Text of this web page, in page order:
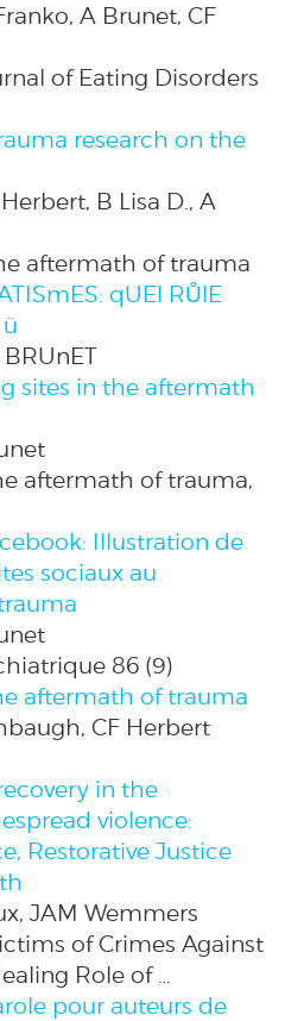
A Brunet, CF
of Eating Disorders
research on the
B Lisa D., A
aftermath of trauma
qUEl RŮlE
sites in the aftermath
aftermath of trauma,
Illustration de
sociaux au
86 (9)
aftermath of trauma
CF Herbert
in the
violence:
Restorative Justice
JAM Wemmers
of Crimes Against
Role of …
pour auteurs de